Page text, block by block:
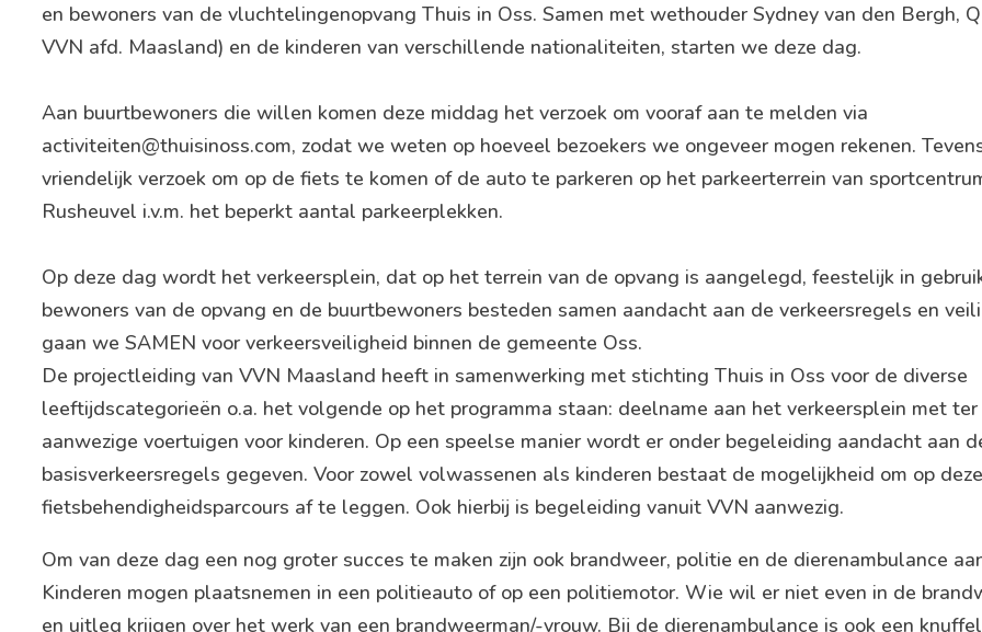
en bewoners van de vluchtelingenopvang Thuis in Oss. Samen met wethouder Sydney van den Bergh,
VVN afd. Maasland) en de kinderen van verschillende nationaliteiten, starten we deze dag.
Aan buurtbewoners die willen komen deze middag het verzoek om vooraf aan te melden via
activiteiten@thuisinoss.com, zodat we weten op hoeveel bezoekers we ongeveer mogen rekenen.
vriendelijk verzoek om op de fiets te komen of de auto te parkeren op het parkeerterrein van
Rusheuvel i.v.m. het beperkt aantal parkeerplekken.
Op deze dag wordt het verkeersplein, dat op het terrein van de opvang is aangelegd, feestelijk in
bewoners van de opvang en de buurtbewoners besteden samen aandacht aan de verkeersregels en
gaan we SAMEN voor verkeersveiligheid binnen de gemeente Oss.
De projectleiding van VVN Maasland heeft in samenwerking met stichting Thuis in Oss voor de diverse
leeftijdscategorieën o.a. het volgende op het programma staan: deelname aan het verkeersplein met
aanwezige voertuigen voor kinderen. Op een speelse manier wordt er onder begeleiding aandacht aan
basisverkeersregels gegeven. Voor zowel volwassenen als kinderen bestaat de mogelijkheid om op
fietsbehendigheidsparcours af te leggen. Ook hierbij is begeleiding vanuit VVN aanwezig.
Om van deze dag een nog groter succes te maken zijn ook brandweer, politie en de dierenambulance
Kinderen mogen plaatsnemen in een politieauto of op een politiemotor. Wie wil er niet even in de
en uitleg krijgen over het werk van een brandweerman/-vrouw. Bij de dierenambulance is ook een